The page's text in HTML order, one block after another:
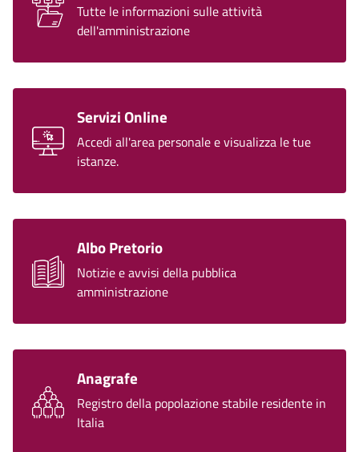
Tutte le informazioni sulle attività
dell'amministrazione
Servizi Online
Accedi all'area personale e visualizza le tue
istanze.
Albo Pretorio
Notizie e avvisi della pubblica
amministrazione
Anagrafe
Registro della popolazione stabile residente in
Italia